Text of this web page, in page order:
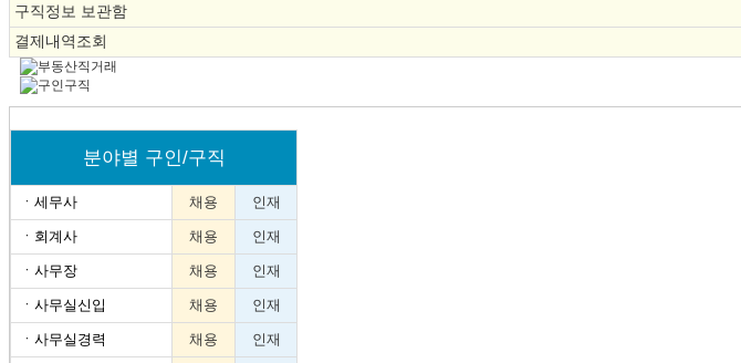
구직정보 보관함
결제내역조회
분야별 구인/구직
ㆍ 세무사 채용 인재
ㆍ 회계사 채용 인재
ㆍ 사무장 채용 인재
ㆍ 사무실신입 채용 인재
ㆍ 사무실경력 채용 인재